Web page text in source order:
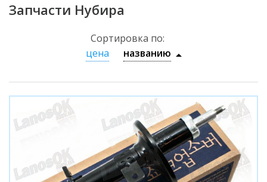
Запчасти Нубира
Сортировка по:
цена
названию